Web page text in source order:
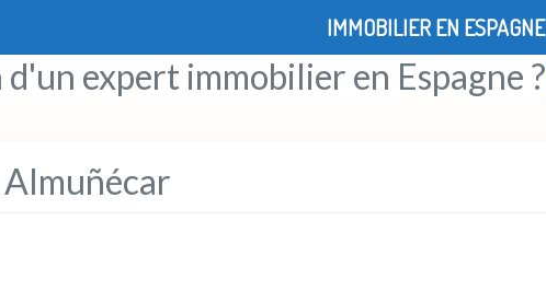
d'un expert immobilier en Espagne ?
Almuñécar
IMMOBILIER EN ESPAGNE